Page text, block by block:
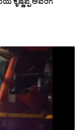
ಕೃಷ್ಣಪ್ಪ ಅವರಿಗೆ